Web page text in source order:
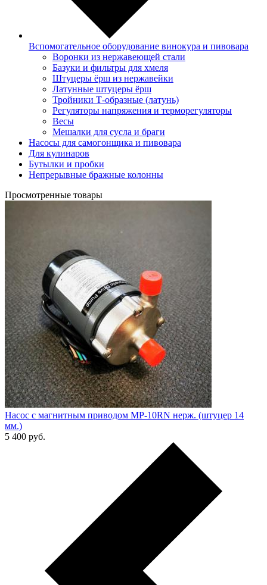
Вспомогательное оборудование винокура и пивовара
Воронки из нержавеющей стали
Базуки и фильтры для хмеля
Штуцеры ёрш из нержавейки
Латунные штуцеры ёрш
Тройники Т-образные (латунь)
Регуляторы напряжения и терморегуляторы
Весы
Мешалки для сусла и браги
Насосы для самогонщика и пивовара
Для кулинаров
Бутылки и пробки
Непрерывные бражные колонны
Просмотренные товары
Насос с магнитным приводом MP-10RN нерж. (штуцер 14
мм.)
5 400 руб.